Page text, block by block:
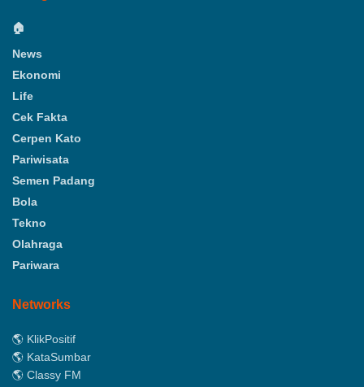
🏠
News
Ekonomi
Life
Cek Fakta
Cerpen Kato
Pariwisata
Semen Padang
Bola
Tekno
Olahraga
Pariwara
Networks
🌎 KlikPositif
🌎 KataSumbar
🌎 Classy FM